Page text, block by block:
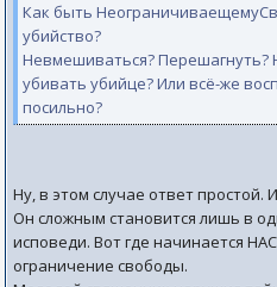
Как быть
убийство?
Невмешиваться? Перешагнуть?
убивать убийце? Или всё-же
посильно?
Ну, в этом случае ответ простой.
Он сложным становится лишь в
исповеди. Вот где начинается
ограничение свободы.